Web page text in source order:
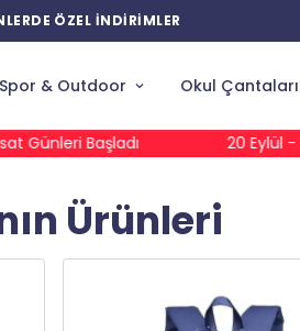
ÖZEL İNDİRİMLER
Spor & Outdoor Okul Çantaları
20 Eylül - 20 Ekim Tarihleri
Ürünleri